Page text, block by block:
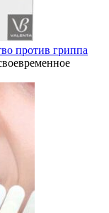
против гриппа